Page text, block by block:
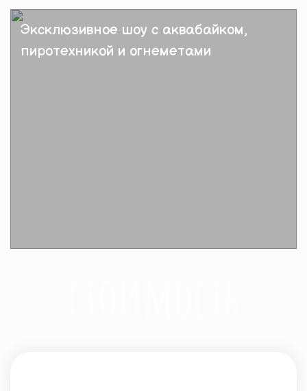
Подробнее
Эксклюзивное шоу с аквабайком,
пиротехникой и огнеметами